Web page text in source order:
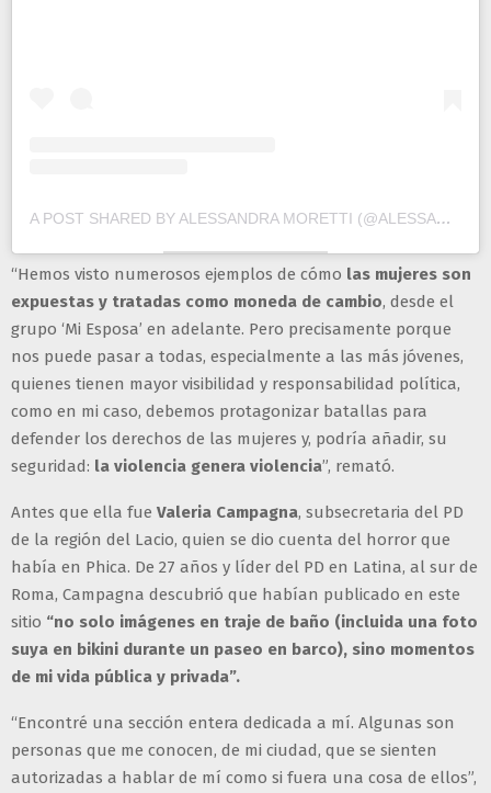
A POST SHARED BY ALESSANDRA MORETTI (@ALESSANDRAMORETTIPD)
“Hemos visto numerosos ejemplos de cómo las mujeres son
expuestas y tratadas como moneda de cambio, desde el
grupo ‘Mi Esposa’ en adelante. Pero precisamente porque
nos puede pasar a todas, especialmente a las más jóvenes,
quienes tienen mayor visibilidad y responsabilidad política,
como en mi caso, debemos protagonizar batallas para
defender los derechos de las mujeres y, podría añadir, su
seguridad: la violencia genera violencia”, remató.
Antes que ella fue Valeria Campagna, subsecretaria del PD
de la región del Lacio, quien se dio cuenta del horror que
había en Phica. De 27 años y líder del PD en Latina, al sur de
Roma, Campagna descubrió que habían publicado en este
sitio “no solo imágenes en traje de baño (incluida una foto
suya en bikini durante un paseo en barco), sino momentos
de mi vida pública y privada”.
“Encontré una sección entera dedicada a mí. Algunas son
personas que me conocen, de mi ciudad, que se sienten
autorizadas a hablar de mí como si fuera una cosa de ellos”,